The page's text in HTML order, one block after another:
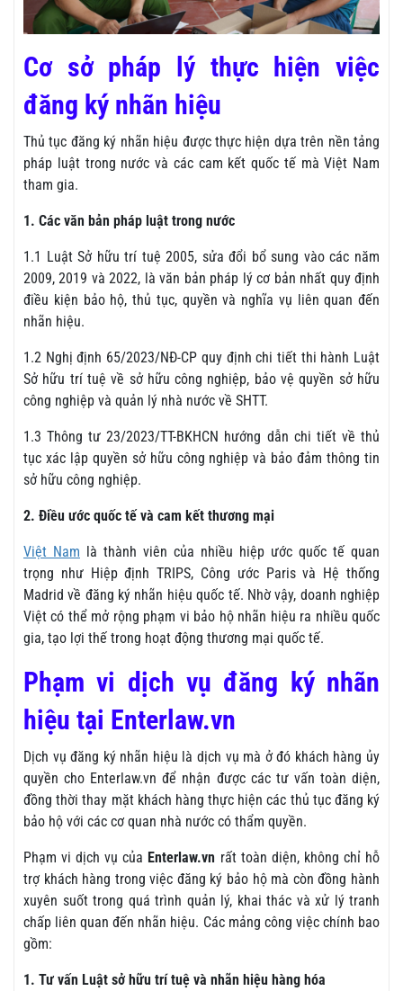
Cơ sở pháp lý thực hiện việc
đăng ký nhãn hiệu
Thủ tục đăng ký nhãn hiệu được thực hiện dựa trên nền tảng
pháp luật trong nước và các cam kết quốc tế mà Việt Nam
tham gia.
1. Các văn bản pháp luật trong nước
1.1 Luật Sở hữu trí tuệ 2005, sửa đổi bổ sung vào các năm
2009, 2019 và 2022, là văn bản pháp lý cơ bản nhất quy định
điều kiện bảo hộ, thủ tục, quyền và nghĩa vụ liên quan đến
nhãn hiệu.
1.2 Nghị định 65/2023/NĐ-CP quy định chi tiết thi hành Luật
Sở hữu trí tuệ về sở hữu công nghiệp, bảo vệ quyền sở hữu
công nghiệp và quản lý nhà nước về SHTT.
1.3 Thông tư 23/2023/TT-BKHCN hướng dẫn chi tiết về thủ
tục xác lập quyền sở hữu công nghiệp và bảo đảm thông tin
sở hữu công nghiệp.
2. Điều ước quốc tế và cam kết thương mại
Việt Nam là thành viên của nhiều hiệp ước quốc tế quan
trọng như Hiệp định TRIPS, Công ước Paris và Hệ thống
Madrid về đăng ký nhãn hiệu quốc tế. Nhờ vậy, doanh nghiệp
Việt có thể mở rộng phạm vi bảo hộ nhãn hiệu ra nhiều quốc
gia, tạo lợi thế trong hoạt động thương mại quốc tế.
Phạm vi dịch vụ đăng ký nhãn
hiệu tại Enterlaw.vn
Dịch vụ đăng ký nhãn hiệu là dịch vụ mà ở đó khách hàng ủy
quyền cho Enterlaw.vn để nhận được các tư vấn toàn diện,
đồng thời thay mặt khách hàng thực hiện các thủ tục đăng ký
bảo hộ với các cơ quan nhà nước có thẩm quyền.
Phạm vi dịch vụ của Enterlaw.vn rất toàn diện, không chỉ hỗ
trợ khách hàng trong việc đăng ký bảo hộ mà còn đồng hành
xuyên suốt trong quá trình quản lý, khai thác và xử lý tranh
chấp liên quan đến nhãn hiệu. Các mảng công việc chính bao
gồm:
1. Tư vấn Luật sở hữu trí tuệ và nhãn hiệu hàng hóa